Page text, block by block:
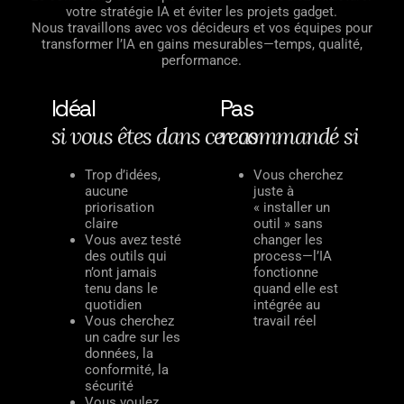
votre stratégie IA et éviter les projets gadget.
Nous travaillons avec vos décideurs et vos équipes pour
transformer l’IA en gains mesurables—temps, qualité,
performance.
Idéal
sivous êtesdans cecas
Trop d’idées,
aucune
priorisation
claire
Vous avez testé
des outils qui
n’ont jamais
tenu dans le
quotidien
Vous cherchez
un cadre sur les
données, la
conformité, la
sécurité
Pas
recommandési
Vous cherchez
juste à
« installer un
outil » sans
changer les
process—l’IA
fonctionne
quand elle est
intégrée au
travail réel